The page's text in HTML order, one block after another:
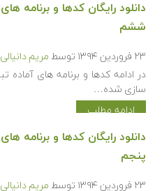
ششم
۲۳ فروردین ۱۳۹۴ توسط مریم دانیالی
سازی شده…
ادامه مطلب
پنجم
۲۳ فروردین ۱۳۹۴ توسط مریم دانیالی